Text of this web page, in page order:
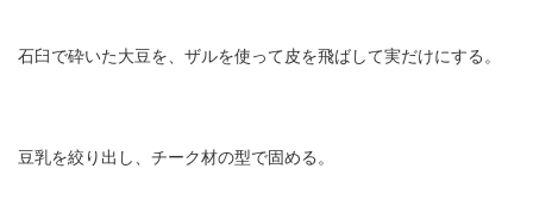
石臼で砕いた大豆を、ザルを使って皮を飛ばして実だけにする。
豆乳を絞り出し、チーク材の型で固める。